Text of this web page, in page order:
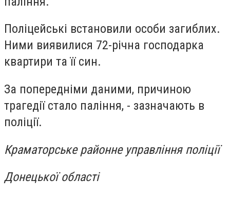
Поліцейські встановили особи загиблих.
Ними виявилися 72-річна господарка
квартири та її син.
За попередніми даними, причиною
трагедії стало паління, - зазначають в
поліції.
Краматорське районне управління поліції
Донецької області